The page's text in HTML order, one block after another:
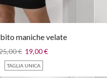
maniche velate
€ 19,00€
TAGLIA UNICA